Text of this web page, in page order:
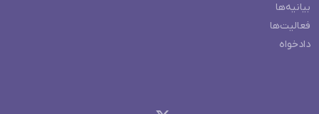
بیانیه‌ها
فعالیت‌ها
دادخواه